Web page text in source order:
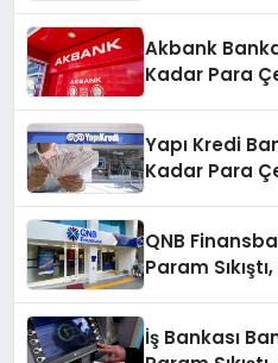
Akbank
Kadar Para
Yapı Kredi
Kadar Para
QNB
Param
İş Bankası